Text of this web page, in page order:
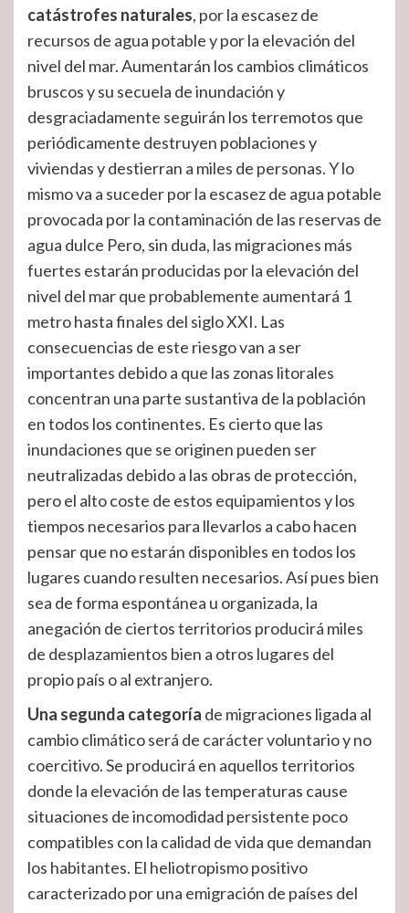
catástrofes naturales, por la escasez de
recursos de agua potable y por la elevación del
nivel del mar. Aumentarán los cambios climáticos
bruscos y su secuela de inundación y
desgraciadamente seguirán los terremotos que
periódicamente destruyen poblaciones y
viviendas y destierran a miles de personas. Y lo
mismo va a suceder por la escasez de agua potable
provocada por la contaminación de las reservas de
agua dulce Pero, sin duda, las migraciones más
fuertes estarán producidas por la elevación del
nivel del mar que probablemente aumentará 1
metro hasta finales del siglo XXI. Las
consecuencias de este riesgo van a ser
importantes debido a que las zonas litorales
concentran una parte sustantiva de la población
en todos los continentes. Es cierto que las
inundaciones que se originen pueden ser
neutralizadas debido a las obras de protección,
pero el alto coste de estos equipamientos y los
tiempos necesarios para llevarlos a cabo hacen
pensar que no estarán disponibles en todos los
lugares cuando resulten necesarios. Así pues bien
sea de forma espontánea u organizada, la
anegación de ciertos territorios producirá miles
de desplazamientos bien a otros lugares del
propio país o al extranjero.
Una segunda categoría de migraciones ligada al
cambio climático será de carácter voluntario y no
coercitivo. Se producirá en aquellos territorios
donde la elevación de las temperaturas cause
situaciones de incomodidad persistente poco
compatibles con la calidad de vida que demandan
los habitantes. El heliotropismo positivo
caracterizado por una emigración de países del